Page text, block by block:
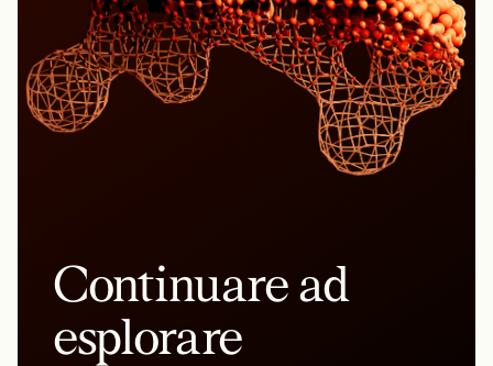
Continuare ad
esplorare